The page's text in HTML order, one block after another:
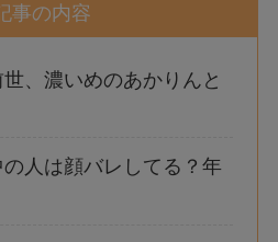
事の内容
、濃いめのあかりんと
人は顔バレしてる？年